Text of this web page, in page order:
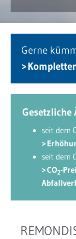
Gerne
Gesetzliche
seit dem
seit dem
CO2-